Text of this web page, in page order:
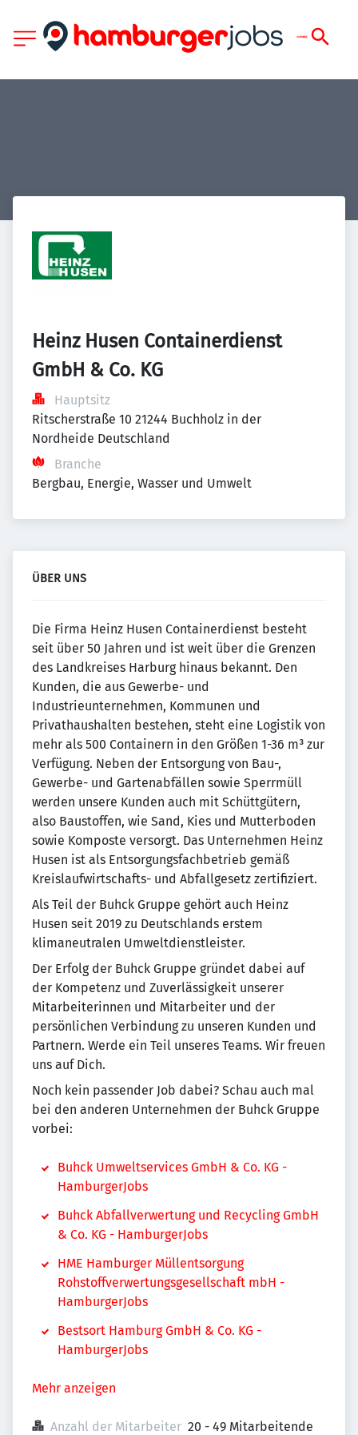
Heinz Husen Containerdienst
GmbH & Co. KG
Hauptsitz
Ritscherstraße 10 21244 Buchholz in der
Nordheide Deutschland
Branche
Bergbau, Energie, Wasser und Umwelt
ÜBER UNS
Die Firma Heinz Husen Containerdienst besteht
seit über 50 Jahren und ist weit über die Grenzen
des Landkreises Harburg hinaus bekannt. Den
Kunden, die aus Gewerbe- und
Industrieunternehmen, Kommunen und
Privathaushalten bestehen, steht eine Logistik von
mehr als 500 Containern in den Größen 1-36 m³ zur
Verfügung. Neben der Entsorgung von Bau-,
Gewerbe- und Gartenabfällen sowie Sperrmüll
werden unsere Kunden auch mit Schüttgütern,
also Baustoffen, wie Sand, Kies und Mutterboden
sowie Komposte versorgt. Das Unternehmen Heinz
Husen ist als Entsorgungsfachbetrieb gemäß
Kreislaufwirtschafts- und Abfallgesetz zertifiziert.
Als Teil der Buhck Gruppe gehört auch Heinz
Husen seit 2019 zu Deutschlands erstem
klimaneutralen Umweltdienstleister.
Der Erfolg der Buhck Gruppe gründet dabei auf
der Kompetenz und Zuverlässigkeit unserer
Mitarbeiterinnen und Mitarbeiter und der
persönlichen Verbindung zu unseren Kunden und
Partnern. Werde ein Teil unseres Teams. Wir freuen
uns auf Dich.
Noch kein passender Job dabei? Schau auch mal
bei den anderen Unternehmen der Buhck Gruppe
vorbei:
Buhck Umweltservices GmbH & Co. KG -
HamburgerJobs
Buhck Abfallverwertung und Recycling GmbH
& Co. KG - HamburgerJobs
HME Hamburger Müllentsorgung
Rohstoffverwertungsgesellschaft mbH -
HamburgerJobs
Bestsort Hamburg GmbH & Co. KG -
HamburgerJobs
Mehr anzeigen
Anzahl der Mitarbeiter 20 - 49 Mitarbeitende